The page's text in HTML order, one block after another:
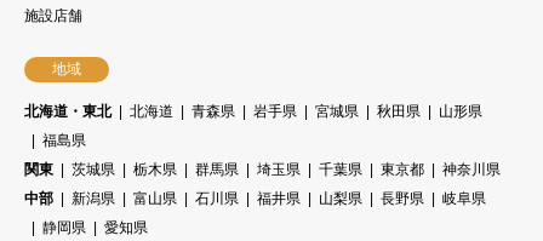
施設店舗
地域
北海道・東北 北海道 青森県 岩手県 宮城県 秋田県
山形県
福島県
関東
茨城県 栃木県 群馬県 埼玉県 千葉県 東京都
神奈川県
中部
新潟県 富山県 石川県 福井県 山梨県 長野県
岐阜県
静岡県
愛知県